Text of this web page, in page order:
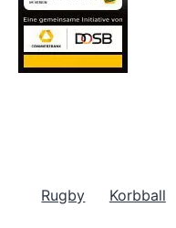
Rugby Korbball